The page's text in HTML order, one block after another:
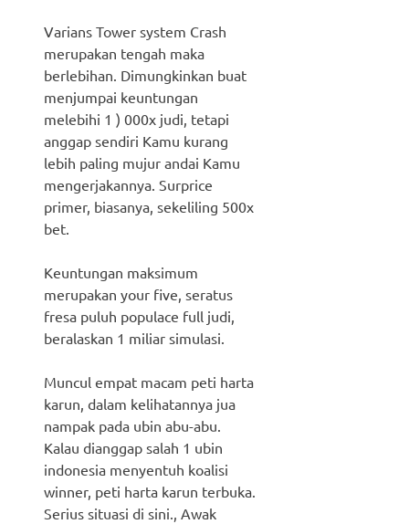
Varians Tower system Crash
merupakan tengah maka
berlebihan. Dimungkinkan buat
menjumpai keuntungan
melebihi 1 ) 000x judi, tetapi
anggap sendiri Kamu kurang
lebih paling mujur andai Kamu
mengerjakannya. Surprice
primer, biasanya, sekeliling 500x
bet.
Keuntungan maksimum
merupakan your five, seratus
fresa puluh populace full judi,
beralaskan 1 miliar simulasi.
Muncul empat macam peti harta
karun, dalam kelihatannya jua
nampak pada ubin abu-abu.
Kalau dianggap salah 1 ubin
indonesia menyentuh koalisi
winner, peti harta karun terbuka.
Serius situasi di sini., Awak